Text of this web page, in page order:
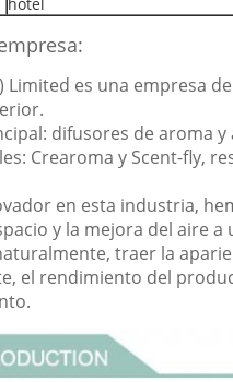
Limited es una
difusores de aroma y
Crearoma y Scent-fly,
en esta industria,
y la mejora del aire
traer la
el rendimiento del